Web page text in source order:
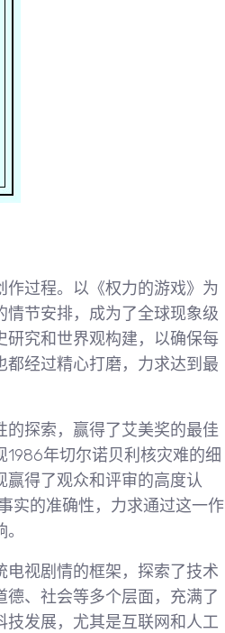
过程。以《权力的游戏》为
节安排，成为了全球现象级
研究和世界观构建，以确保每
经过精心打磨，力求达到最
的探索，赢得了艾美奖的最佳
年切尔诺贝利核灾难的细
得了观众和评审的高度认
实的准确性，力求通过这一作
视剧情的框架，探索了技术
、社会等多个层面，充满了
发展，尤其是互联网和人工